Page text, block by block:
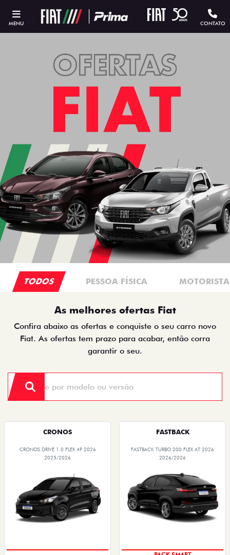
MENU CONTATO
TODOS PESSOA FÍSICA
As melhores ofertas Fiat
Confira abaixo as ofertas e conquiste o seu carro novo
Fiat. As ofertas tem prazo para acabar, então corra
garantir o seu.
CRONOS
CRONOS DRIVE 1.0 FLEX 4P 2026
2025/2026
FASTBACK
FASTBACK TURBO 200 FLEX AT 2026
2026/2026